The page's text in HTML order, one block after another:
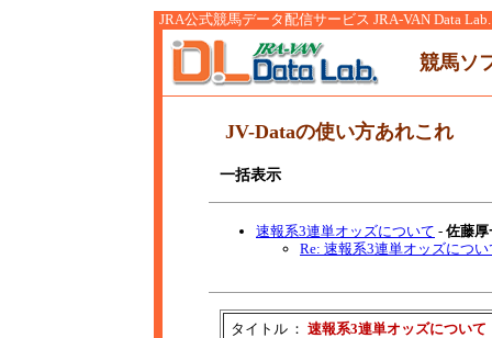
JRA公式競馬データ配信サービス JRA-VAN Data Lab.
競馬ソ
JV-Dataの使い方あれこれ
一括表示
速報系3連単オッズについて - 佐藤厚
Re: 速報系3連単オッズについ
タイトル ： 速報系3連単オッズについて